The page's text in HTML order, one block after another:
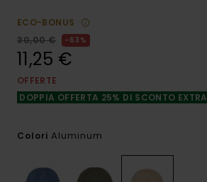
ECO-BONUS
30,00 €
63%
11,25 €
OFFERTE
DOPPIA OFFERTA 25% DI SCONTO EXTRA
Colori Aluminum